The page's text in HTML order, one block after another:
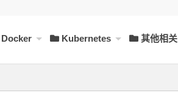
Docker Kubernetes 其他相关